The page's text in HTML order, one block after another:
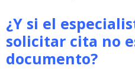
¿Y si el
solicitar cita no
documento?